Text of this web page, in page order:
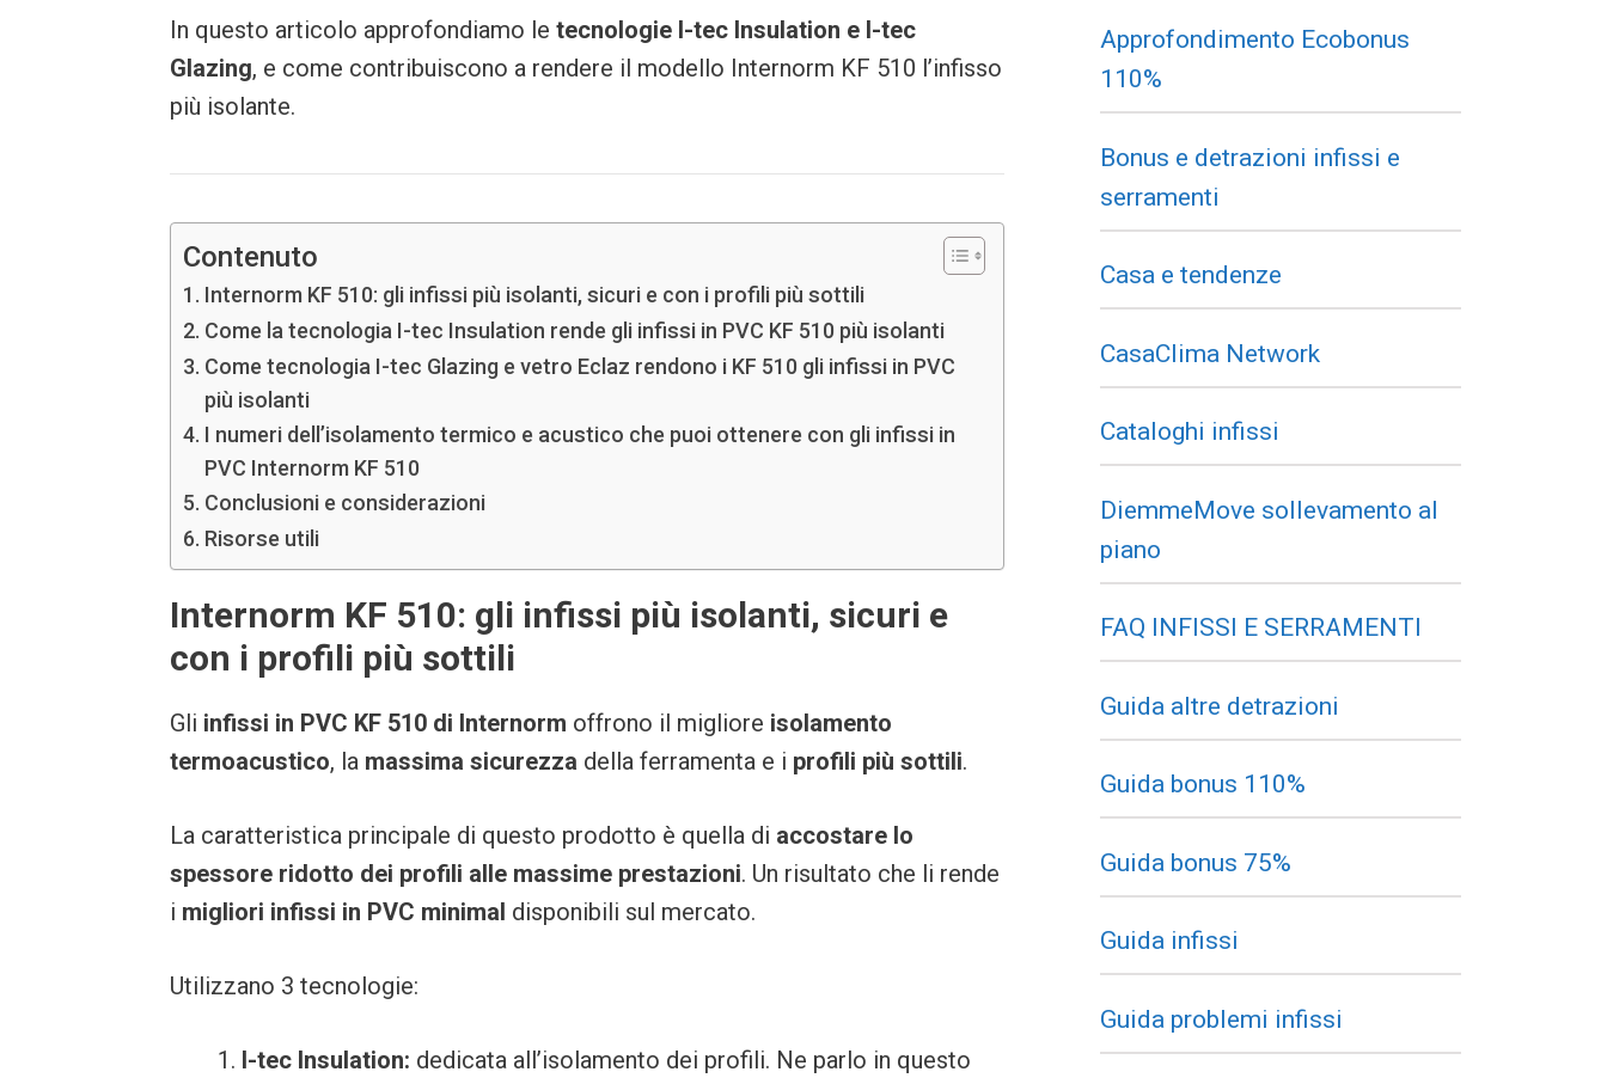
In questo articolo approfondiamo le tecnologie I-tec Insulation e I-tec
Glazing, e come contribuiscono a rendere il modello Internorm KF 510 l’infisso
più isolante.
Contenuto
Internorm KF 510: gli infissi più isolanti, sicuri e con i profili più sottili
Come la tecnologia I-tec Insulation rende gli infissi in PVC KF 510 più isolanti
Come tecnologia I-tec Glazing e vetro Eclaz rendono i KF 510 gli infissi in PVC
più isolanti
I numeri dell’isolamento termico e acustico che puoi ottenere con gli infissi in
PVC Internorm KF 510
Conclusioni e considerazioni
Risorse utili
Internorm KF 510: gli infissi più isolanti, sicuri e
con i profili più sottili
Gli infissi in PVC KF 510 di Internorm offrono il migliore isolamento
termoacustico, la massima sicurezza della ferramenta e i profili più sottili.
La caratteristica principale di questo prodotto è quella di accostare lo
spessore ridotto dei profili alle massime prestazioni. Un risultato che li rende
i migliori infissi in PVC minimal disponibili sul mercato.
Utilizzano 3 tecnologie:
I-tec Insulation: dedicata all’isolamento dei profili. Ne parlo in questo
Approfondimento Ecobonus
110%
Bonus e detrazioni infissi e
serramenti
Casa e tendenze
CasaClima Network
Cataloghi infissi
DiemmeMove sollevamento al
piano
FAQ INFISSI E SERRAMENTI
Guida altre detrazioni
Guida bonus 110%
Guida bonus 75%
Guida infissi
Guida problemi infissi